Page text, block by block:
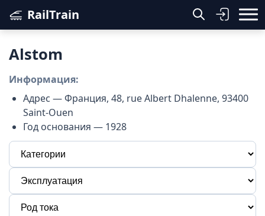
RailTrain
Alstom
Информация:
Адрес — Франция, 48, rue Albert Dhalenne, 93400
Saint-Ouen
Год основания — 1928